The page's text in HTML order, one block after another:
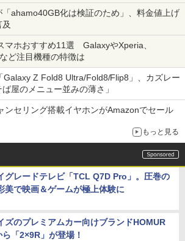
「ahamo40GB化は検証のため」、料金値上げ
マホおすすめ11選 GalaxyやXperia、
ど注目機種の特徴は
Galaxy Z Fold8 Ultra/Fold8/Flip8」、カズレー
屋のメニュー並みの薄さ」
ンセリング搭載イヤホンがAmazonでセール
もっと見る
グレードテレビ「TCL Q7D Pro」。圧巻の
美で映画＆ゲームが極上体験に
ズのプレミアムカー向けブランドHOMUR
「2×9R」が登場！